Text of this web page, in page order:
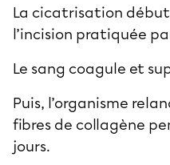
La cicatrisation
l’incision pratiquée
Le sang coagule et
Puis, l’organisme
fibres de collagène
jours.